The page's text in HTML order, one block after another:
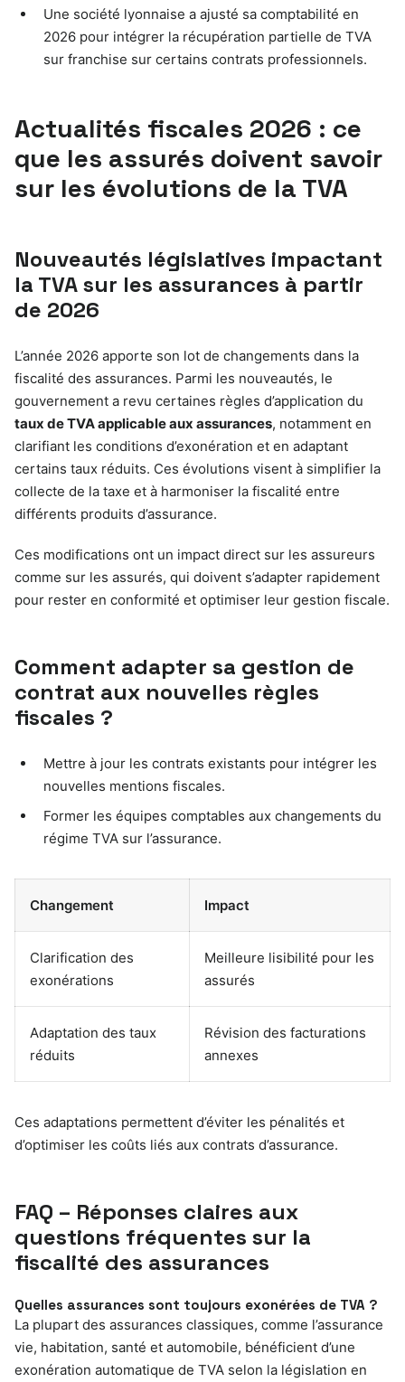
Une société lyonnaise a ajusté sa comptabilité en
2026 pour intégrer la récupération partielle de TVA
sur franchise sur certains contrats professionnels.
Actualités fiscales 2026 : ce
que les assurés doivent savoir
sur les évolutions de la TVA
Nouveautés législatives impactant
la TVA sur les assurances à partir
de 2026
L’année 2026 apporte son lot de changements dans la
fiscalité des assurances. Parmi les nouveautés, le
gouvernement a revu certaines règles d’application du
taux de TVA applicable aux assurances, notamment en
clarifiant les conditions d’exonération et en adaptant
certains taux réduits. Ces évolutions visent à simplifier la
collecte de la taxe et à harmoniser la fiscalité entre
différents produits d’assurance.
Ces modifications ont un impact direct sur les assureurs
comme sur les assurés, qui doivent s’adapter rapidement
pour rester en conformité et optimiser leur gestion fiscale.
Comment adapter sa gestion de
contrat aux nouvelles règles
fiscales ?
Mettre à jour les contrats existants pour intégrer les
nouvelles mentions fiscales.
Former les équipes comptables aux changements du
régime TVA sur l’assurance.
Changement Impact
Clarification des
exonérations
Meilleure lisibilité pour les
assurés
Adaptation des taux
réduits
Révision des facturations
annexes
Ces adaptations permettent d’éviter les pénalités et
d’optimiser les coûts liés aux contrats d’assurance.
FAQ – Réponses claires aux
questions fréquentes sur la
fiscalité des assurances
Quelles assurances sont toujours exonérées de TVA ?
La plupart des assurances classiques, comme l’assurance
vie, habitation, santé et automobile, bénéficient d’une
exonération automatique de TVA selon la législation en